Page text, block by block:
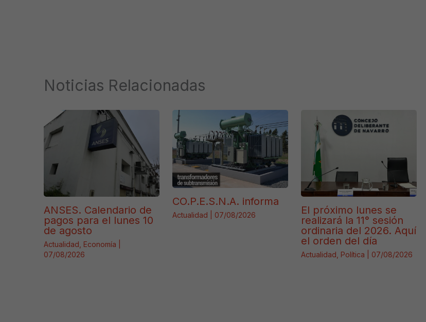
Noticias Relacionadas
ANSES. Calendario de
pagos para el lunes 10
de agosto
Actualidad, Economía
07/08/2026
CO.P.E.S.N.A. informa
Actualidad 07/08/2026
El próximo lunes se
realizará la 11° sesión
ordinaria del 2026. Aquí
el orden del día
Actualidad, Política 07/08/2026